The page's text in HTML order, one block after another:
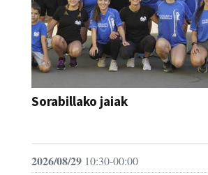
Sorabillako jaiak
2026/08/29 10:30-00:00